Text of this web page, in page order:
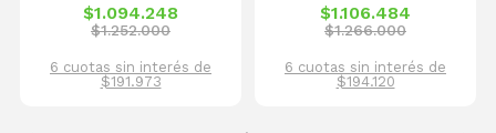
$1.094.248
$1.252.000
6 cuotas sin interés de
$191.973
$1.106.484
$1.266.000
6 cuotas sin interés de
$194.120